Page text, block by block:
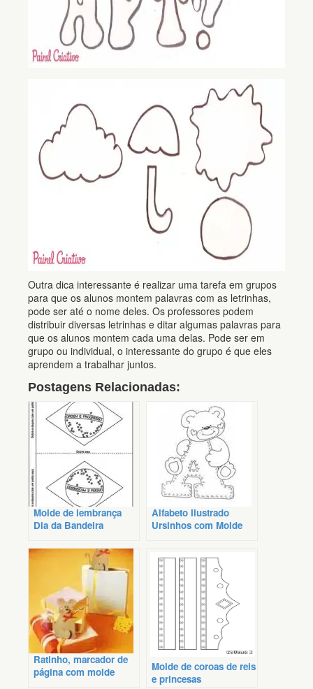
Outra dica interessante é realizar uma tarefa em grupos
para que os alunos montem palavras com as letrinhas,
pode ser até o nome deles. Os professores podem
distribuir diversas letrinhas e ditar algumas palavras para
que os alunos montem cada uma delas. Pode ser em
grupo ou individual, o interessante do grupo é que eles
aprendem a trabalhar juntos.
Postagens Relacionadas:
Molde de lembrança
Dia da Bandeira
Alfabeto Ilustrado
Ursinhos com Molde
Ratinho, marcador de
página com molde
Molde de coroas de reis
e princesas